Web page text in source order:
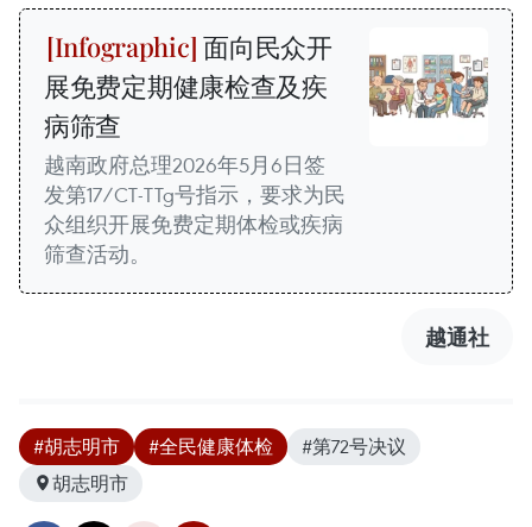
面向民众开
展免费定期健康检查及疾
病筛查
越南政府总理2026年5月6日签
发第17/CT-TTg号指示，要求为民
众组织开展免费定期体检或疾病
筛查活动。
越通社
#胡志明市 #全民健康体检
#第72号决议
胡志明市